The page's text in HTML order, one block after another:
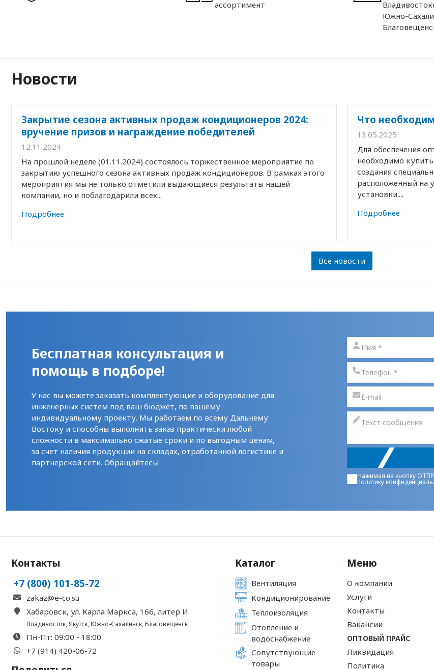
ассортимент
Южно-
Новости
Закрытие сезона активных продаж кондиционеров 2024:
вручение призов и награждение победителей
12.11.2024
На прошлой неделе (01.11.2024) состоялось торжественное мероприятие по
закрытию успешного сезона активных продаж кондиционеров. В рамках этого
мероприятия мы не только отметили выдающиеся результаты нашей
компании, но и поблагодарили всех...
Подробнее
Что
13.05.2025
Для обеспечения
необходимо
создания
расположенный на
установки....
Подробнее
Все новости
Бесплатная консультация и
помощь в подборе!
У нас вы можете заказать комплектующие и оборудование для
инженерных систем под ваш бюджет, по вашему
индивидуальному проекту. Мы работаем по всему Дальнему
Востоку и способны выполнить заказ практически любой
сложности в максимально сжатые сроки и по выгодным ценам,
за счет наличия продукции на складах, отработанной логистике и
партнерской сети. Обращайтесь!
Нажимая на кнопку
политику
Контакты
+7 (800) 101-85-72
zakaz@e-co.su
Хабаровск, ул. Карла Маркса, 166, литер И
Владивосток,Якутск,Южно-Сахалинск,Благовещенск
Пн-Пт: 09:00 - 18:00
+7 (914) 420-06-72
Каталог
Вентиляция
Кондиционирование
Теплоизоляция
Отопление и
водоснабжение
Сопутствующие
товары
Меню
О компании
Услуги
Контакты
Вакансии
ОПТОВЫЙ ПРАЙС
Ликвидация
Политика